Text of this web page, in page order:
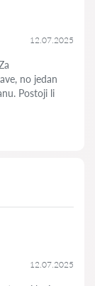
12.07.2025
no jedan
Postoji li
12.07.2025